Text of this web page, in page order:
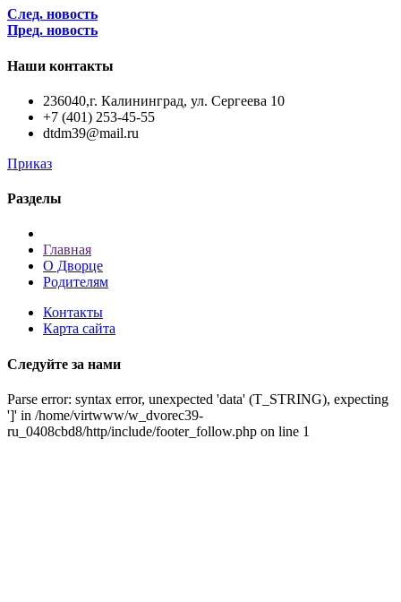
След. новость
Пред. новость
Наши контакты
236040,г. Калининград, ул. Сергеева 10
+7 (401) 253-45-55
dtdm39@mail.ru
Приказ
Разделы
Главная
О Дворце
Родителям
Контакты
Карта сайта
Следуйте за нами
Parse error: syntax error, unexpected 'data' (T_STRING), expecting
']' in /home/virtwww/w_dvorec39-
ru_0408cbd8/http/include/footer_follow.php on line 1